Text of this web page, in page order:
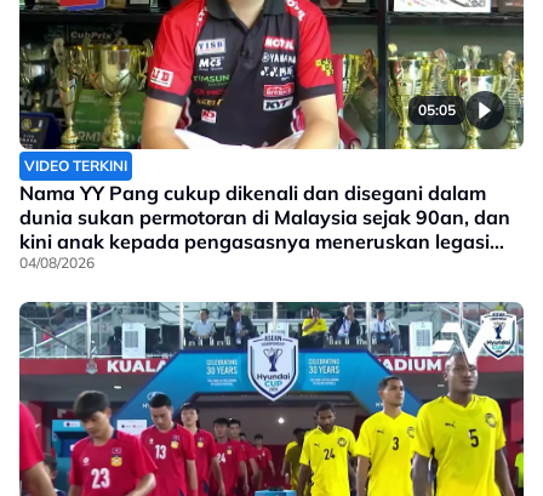
05:05
VIDEO TERKINI
Nama YY Pang cukup dikenali dan disegani dalam
dunia sukan permotoran di Malaysia sejak 90an, dan
kini anak kepada pengasasnya meneruskan legasi
yang telah ditinggalkan
04/08/2026